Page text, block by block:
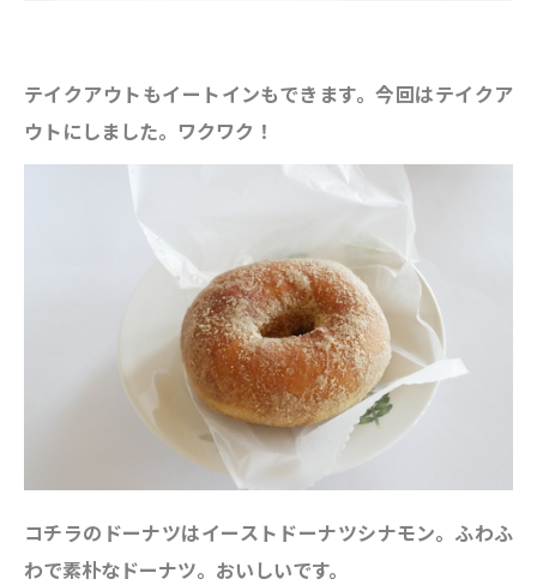
テイクアウトもイートインもできます。今回はテイクア
ウトにしました。ワクワク！
コチラのドーナツはイーストドーナツシナモン。ふわふ
わで素朴なドーナツ。おいしいです。